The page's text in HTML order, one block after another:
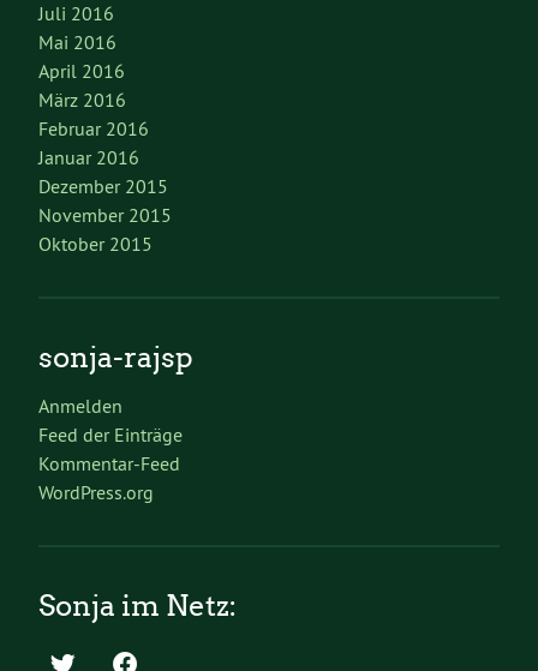
Juli 2016
Mai 2016
April 2016
März 2016
Februar 2016
Januar 2016
Dezember 2015
November 2015
Oktober 2015
sonja-rajsp
Anmelden
Feed der Einträge
Kommentar-Feed
WordPress.org
Sonja im Netz: